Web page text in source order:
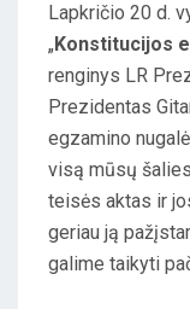
S
T
E
N
Lapkričio 20 d.
„ Konstitucijos
renginys LR
Prezidentas
egzamino
visą mūsų
teisės aktas ir
geriau ją
galime taikyti